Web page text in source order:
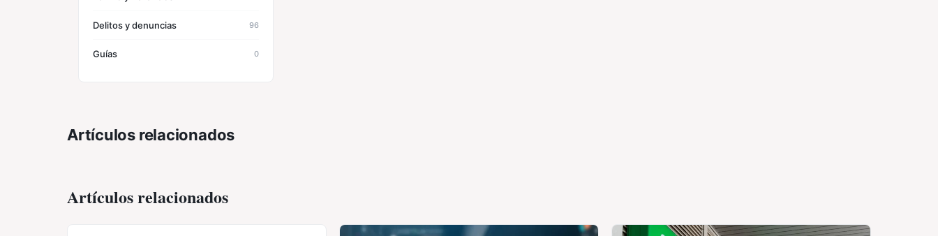
Delitos y denuncias 96
Guías 0
Artículos relacionados
Artículos relacionados